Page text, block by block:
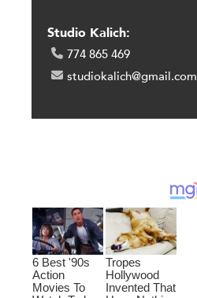
Studio Kalich:
774 865 469
studiokalich@gmail.com